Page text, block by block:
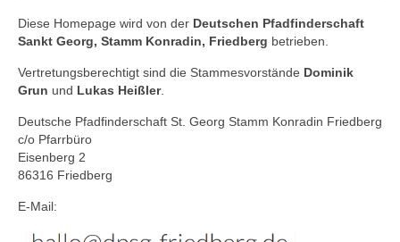
Christbaumrückholaktion (CBRA)
STUFEN
Wölflinge
Jupfis
Rover
Diese Homepage wird von der Deutschen Pfadfinderschaft
Sankt Georg, Stamm Konradin, Friedberg betrieben.
Vertretungsberechtigt sind die Stammesvorstände Dominik
Grun und Lukas Heißler.
Deutsche Pfadfinderschaft St. Georg Stamm Konradin Friedberg
c/o Pfarrbüro
Eisenberg 2
86316 Friedberg
E-Mail: